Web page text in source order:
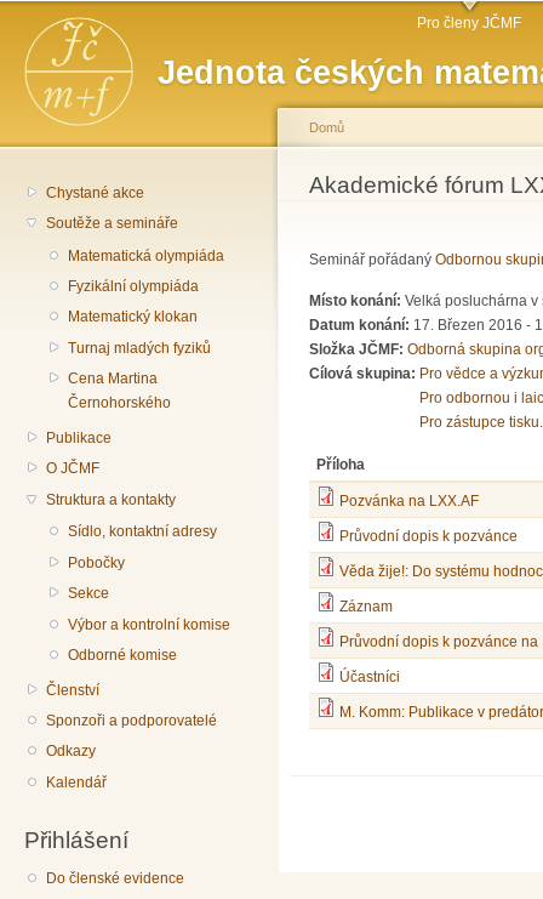
Jednota českých
Hlavní menu Pro členy JČMF
Chystané akce
Soutěže a semináře
Matematická olympiáda
Fyzikální olympiáda
Matematický klokan
Turnaj mladých fyziků
Cena Martina
Černohorského
Publikace
O JČMF
Struktura a kontakty
Sídlo, kontaktní adresy
Pobočky
Sekce
Výbor a kontrolní komise
Odborné komise
Členství
Sponzoři a podporovatelé
Odkazy
Kalendář
Přihlášení
Do členské evidence
Jste zde
Domů
Akademické fórum
Seminář pořádaný Odbornou
Místo konání: Velká posluchárna v
Datum konání: 17. Březen 2016 -
Složka JČMF: Odborná skupina
Cílová skupina: Pro vědce a
Pro odbornou i
Pro zástupce tisku.
Příloha
Pozvánka na LXX.AF
Průvodní dopis k pozvánce
Věda žije!: Do systému
Záznam
Průvodní dopis k pozvánce na
Účastníci
M. Komm: Publikace v